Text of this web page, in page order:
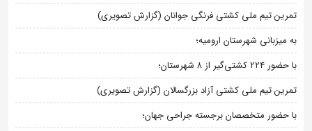
تمرین تیم ملی کشتی فرنگی جوانان (گزارش تصویری)
به میزبانی شهرستان ارومیه؛
با حضور ۲۲۴ کشتی‌گیر از ۸ شهرستان؛
تمرین تیم ملی کشتی آزاد بزرگسالان (گزارش تصویری)
با حضور متخصصان برجسته جراحی جهان؛